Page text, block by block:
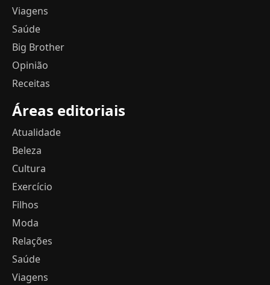
Viagens
Saúde
Big Brother
Opinião
Receitas
Áreas editoriais
Atualidade
Beleza
Cultura
Exercício
Filhos
Moda
Relações
Saúde
Viagens